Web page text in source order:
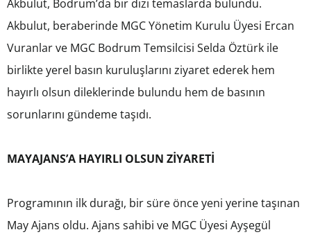
Akbulut, Bodrum’da bir dizi temaslarda bulundu.
Akbulut, beraberinde MGC Yönetim Kurulu Üyesi Ercan
Vuranlar ve MGC Bodrum Temsilcisi Selda Öztürk ile
birlikte yerel basın kuruluşlarını ziyaret ederek hem
hayırlı olsun dileklerinde bulundu hem de basının
sorunlarını gündeme taşıdı.
MAYAJANS’A HAYIRLI OLSUN ZİYARETİ
Programının ilk durağı, bir süre önce yeni yerine taşınan
May Ajans oldu. Ajans sahibi ve MGC Üyesi Ayşegül